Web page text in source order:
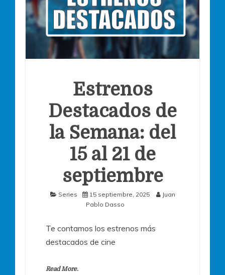
Estrenos
Destacados de
la Semana: del
15 al 21 de
septiembre
Series 15 septiembre, 2025
Juan
Pablo Dasso
Te contamos los estrenos más
destacados de cine
Read More.